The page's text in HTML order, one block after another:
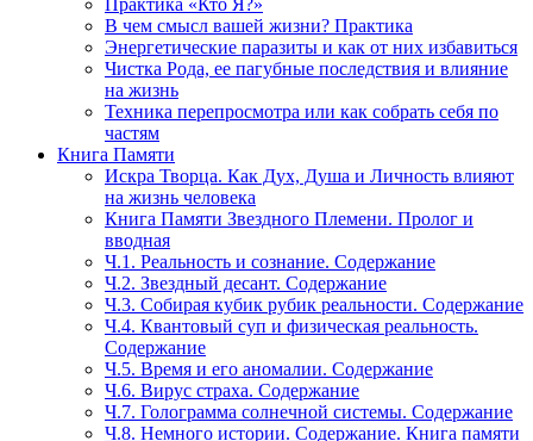
Практика «Кто Я?»
В чем смысл вашей жизни? Практика
Энергетические паразиты и как от них избавиться
Чистка Рода, ее пагубные последствия и влияние
на жизнь
Техника перепросмотра или как собрать себя по
частям
Книга Памяти
Искра Творца. Как Дух, Душа и Личность влияют
на жизнь человека
Книга Памяти Звездного Племени. Пролог и
вводная
Ч.1. Реальность и сознание. Содержание
Ч.2. Звездный десант. Содержание
Ч.3. Собирая кубик рубик реальности. Содержание
Ч.4. Квантовый суп и физическая реальность.
Содержание
Ч.5. Время и его аномалии. Содержание
Ч.6. Вирус страха. Содержание
Ч.7. Голограмма солнечной системы. Содержание
Ч.8. Немного истории. Содержание. Книга памяти